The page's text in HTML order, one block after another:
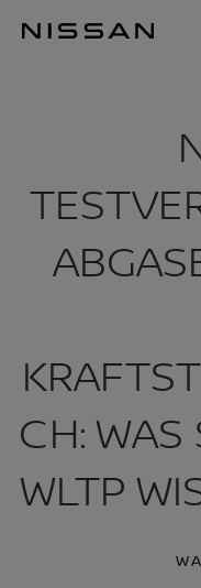
Hauptinhalt
WLTP
CH: WAS
WLTP